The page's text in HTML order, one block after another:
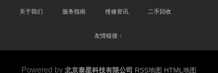
关于我们 服务指南 维修资讯 二手回收
友情链接：
Powered by 北京泰星科技有限公司 RSS地图 HTML地图